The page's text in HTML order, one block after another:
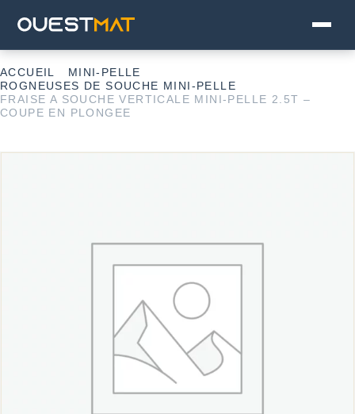
ACCUEIL
MINI-PELLE
ROGNEUSES DE SOUCHE MINI-PELLE
FRAISE A SOUCHE VERTICALE MINI-PELLE 2.5T –
COUPE EN PLONGEE